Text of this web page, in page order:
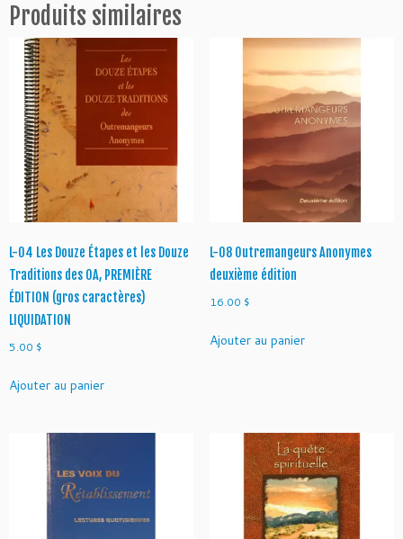
É
t
e
T
r
a
d
i
i
Produits similaires
L-04 Les Douze Étapes et les Douze
Traditions des OA, PREMIÈRE
ÉDITION (gros caractères)
LIQUIDATION
5.00 $
Ajouter au panier
L-08 Outremangeurs Anonymes
deuxième édition
16.00 $
Ajouter au panier